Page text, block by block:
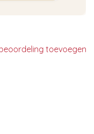
toevoegen